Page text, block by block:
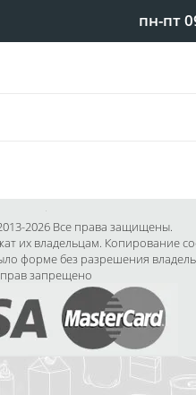
пн-пт
2026 Все права защищены.
их владельцам. Копирование
форме без разрешения
прав запрещено